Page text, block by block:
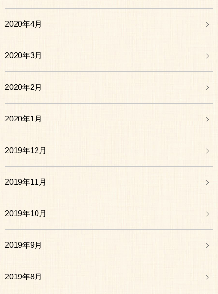
2020年4月
2020年3月
2020年2月
2020年1月
2019年12月
2019年11月
2019年10月
2019年9月
2019年8月